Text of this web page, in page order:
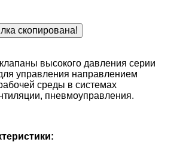
скопирована!
высокого давления cерии
управления направлением
среды в системах
пневмоуправления.